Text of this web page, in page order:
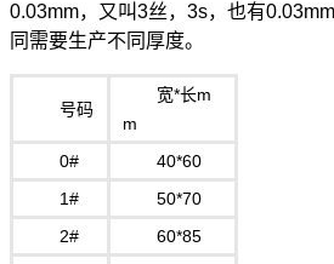
0.03mm，又叫3丝，3s，也有
同需要生产不同厚度。
号码
宽*长m
m
0#
40*60
1#
50*70
2#
60*85